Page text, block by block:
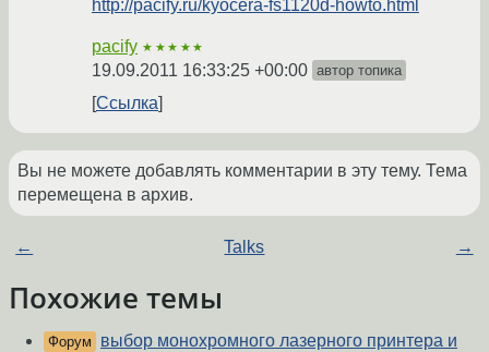
http://pacify.ru/kyocera-fs1120d-howto.html
pacify ★★★★★
19.09.2011 16:33:25 +00:00 автор топика
Ссылка
Вы не можете добавлять комментарии в эту тему. Тема
перемещена в архив.
← Talks →
Похожие темы
Форум
выбор монохромного лазерного принтера и